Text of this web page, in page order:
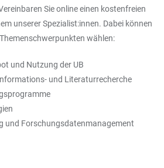
Sie online einen kostenfreien
unserer Spezialist:innen. Dabei können
wählen:
und Nutzung der UB
und Literaturrecherche
und Forschungsdatenmanagement